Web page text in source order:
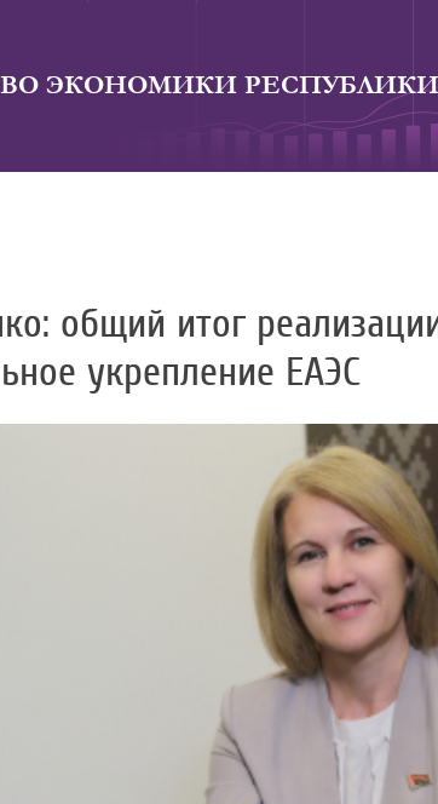
ЭКОНОМИКИ РЕСПУБЛИКИ
общий итог
укрепление ЕАЭС